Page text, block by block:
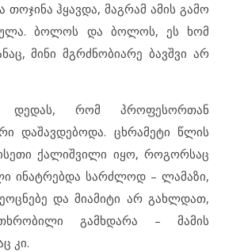
ჰყავდა, მაგრამ ამის გამო
ბოლოს და ბოლოს, ეს ხომ
მინი მგრძნობიარე ბავშვი არ
დედას, რომ პროფესორთან
დაშავდებოდა. ცხრამეტი წლის
ქალიშვილი იყო, როგორსაც
ინატრებდა სარძლოდ – ლამაზი,
და მიამიტი არ გახლდათ,
გამხდარა – მამის
კი.